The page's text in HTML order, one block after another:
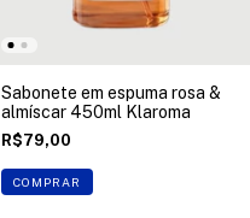
Sabonete em espuma rosa &
almíscar 450ml Klaroma
R$79,00
COMPRAR